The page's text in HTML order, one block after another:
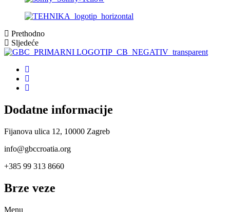
Prethodno
Sljedeće
Dodatne informacije
Fijanova ulica 12, 10000 Zagreb
info@gbccroatia.org
+385 99 313 8660
Brze veze
Menu